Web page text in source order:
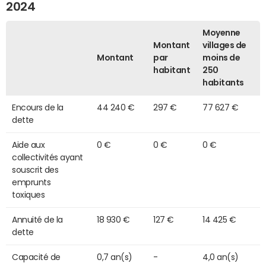
2024
Montant
Montant
par
habitant
Moyenne
villages de
moins de
250
habitants
Encours de la
dette
44 240 € 297 € 77 627 €
Aide aux
collectivités ayant
souscrit des
emprunts
toxiques
0 € 0 € 0 €
Annuité de la
dette
18 930 € 127 € 14 425 €
Capacité de
0,7 an(s) - 4,0 an(s)